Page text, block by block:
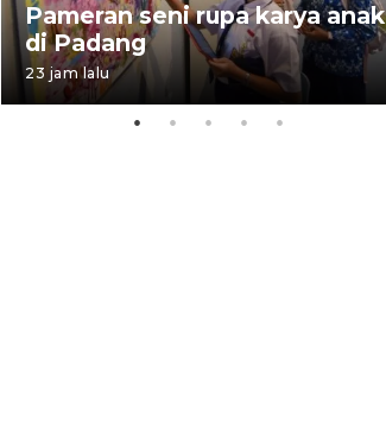
Pameran seni rupa karya anak
di Padang
23 jam lalu